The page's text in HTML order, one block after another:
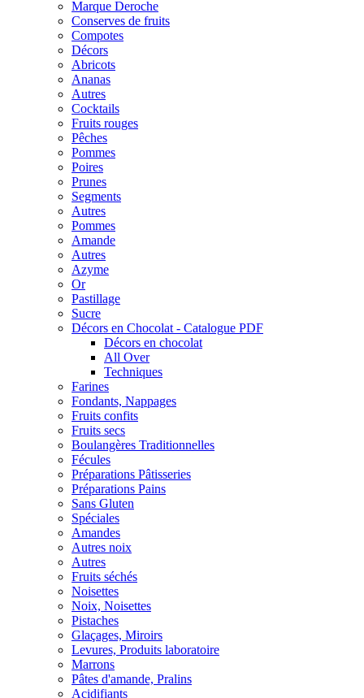
Marque Deroche
Conserves de fruits
Compotes
Décors
Abricots
Ananas
Autres
Cocktails
Fruits rouges
Pêches
Pommes
Poires
Prunes
Segments
Autres
Pommes
Amande
Autres
Azyme
Or
Pastillage
Sucre
Décors en Chocolat - Catalogue PDF
Décors en chocolat
All Over
Techniques
Farines
Fondants, Nappages
Fruits confits
Fruits secs
Boulangères Traditionnelles
Fécules
Préparations Pâtisseries
Préparations Pains
Sans Gluten
Spéciales
Amandes
Autres noix
Autres
Fruits séchés
Noisettes
Noix, Noisettes
Pistaches
Glaçages, Miroirs
Levures, Produits laboratoire
Marrons
Pâtes d'amande, Pralins
Acidifiants